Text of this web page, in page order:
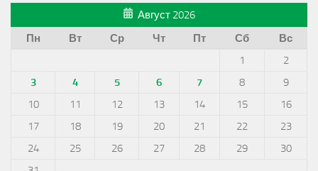
Август 2026
Пн
Вт Ср Чт Пт Сб
Вс
1
2
3
4 5 6 7 8
9
10
11 12 13 14 15
16
17
18 19 20 21 22
23
24
25 26 27 28 29
30